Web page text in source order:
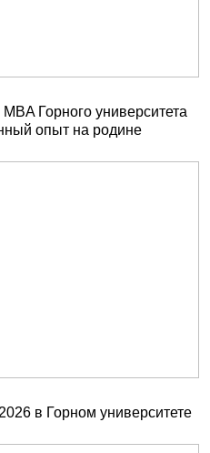
Горного университета
опыт на родине
в Горном университете